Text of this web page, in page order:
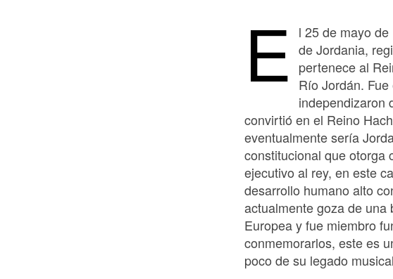
E
l 25 de mayo
de Jordania,
pertenece al
Río Jordán.
independizaron
convirtió en el Reino
eventualmente sería
constitucional que otorga
ejecutivo al rey, en este
desarrollo humano alto
actualmente goza de una
Europea y fue miembro
conmemorarlos, este es
poco de su legado